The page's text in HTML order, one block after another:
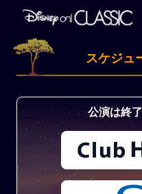
スケジュ
公演は終